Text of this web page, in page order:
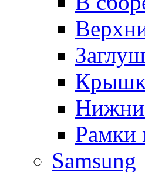
Рамки
Samsung